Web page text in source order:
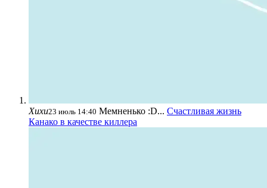
Хихи23 июль 14:40 Мемненько :D... Счастливая жизнь
Канако в качестве киллера